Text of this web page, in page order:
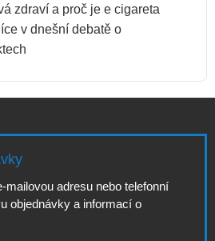
zdraví a proč je e cigareta
v dnešní debatě o
mailovou adresu nebo telefonní
objednávky a informací o